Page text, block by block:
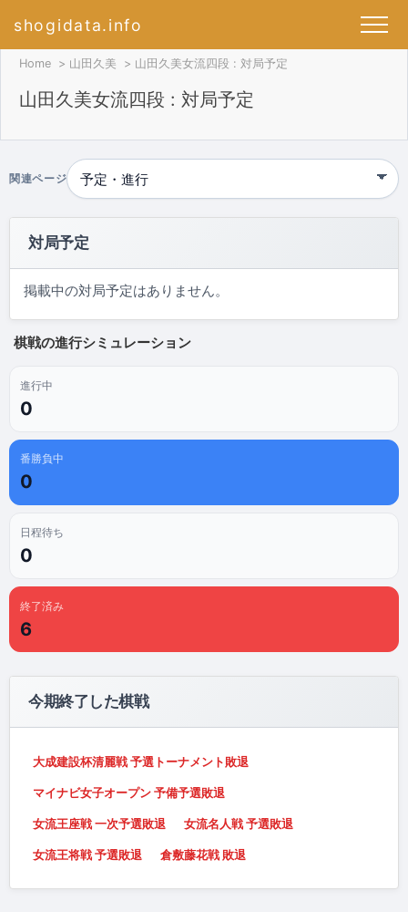
shogidata.info
Home 山田久美 山田久美女流四段 : 対局予定
山田久美女流四段 : 対局予定
関連ページ
対局予定
掲載中の対局予定はありません。
棋戦の進行シミュレーション
進行中
0
番勝負中
0
日程待ち
0
終了済み
6
今期終了した棋戦
大成建設杯清麗戦 予選トーナメント敗退
マイナビ女子オープン 予備予選敗退
女流王座戦 一次予選敗退 女流名人戦 予選敗退
女流王将戦 予選敗退 倉敷藤花戦 敗退